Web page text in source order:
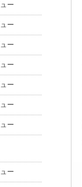
ー
ー
ー
ー
ー
ー
ー
ー